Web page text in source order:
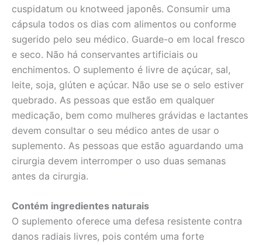
cuspidatum ou knotweed japonês. Consumir uma
cápsula todos os dias com alimentos ou conforme
sugerido pelo seu médico. Guarde-o em local fresco
e seco. Não há conservantes artificiais ou
enchimentos. O suplemento é livre de açúcar, sal,
leite, soja, glúten e açúcar. Não use se o selo estiver
quebrado. As pessoas que estão em qualquer
medicação, bem como mulheres grávidas e lactantes
devem consultar o seu médico antes de usar o
suplemento. As pessoas que estão aguardando uma
cirurgia devem interromper o uso duas semanas
antes da cirurgia.
Contém ingredientes naturais
O suplemento oferece uma defesa resistente contra
danos radiais livres, pois contém uma forte